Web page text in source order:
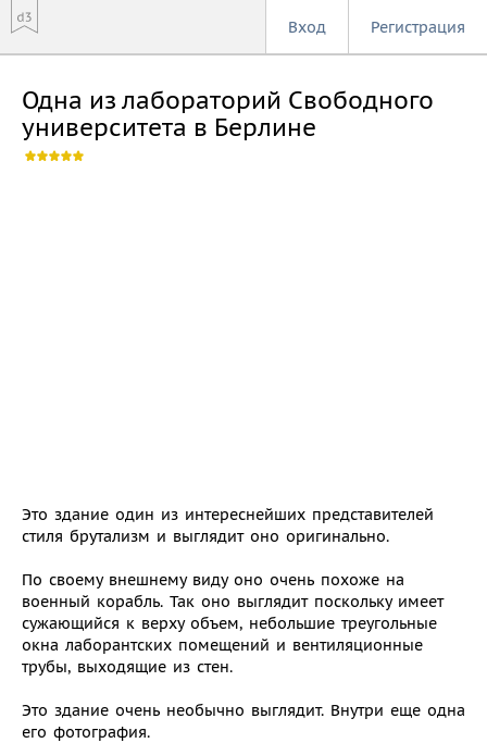
Вход Регистрация
Одна из лабораторий Свободного
университета в Берлине
Это здание один из интереснейших представителей
стиля брутализм и выглядит оно оригинально.
По своему внешнему виду оно очень похоже на
военный корабль. Так оно выглядит поскольку имеет
сужающийся к верху объем, небольшие треугольные
окна лаборантских помещений и вентиляционные
трубы, выходящие из стен.
Это здание очень необычно выглядит. Внутри еще одна
его фотография.